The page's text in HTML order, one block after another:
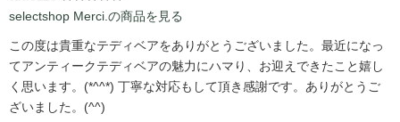
selectshop Merci.の商品を見る
この度は貴重なテディベアをありがとうございました。最近になっ
てアンティークテディベアの魅力にハマり、お迎えできたこと嬉し
く思います。(*^^*) 丁寧な対応もして頂き感謝です。ありがとうご
ざいました。(^^)